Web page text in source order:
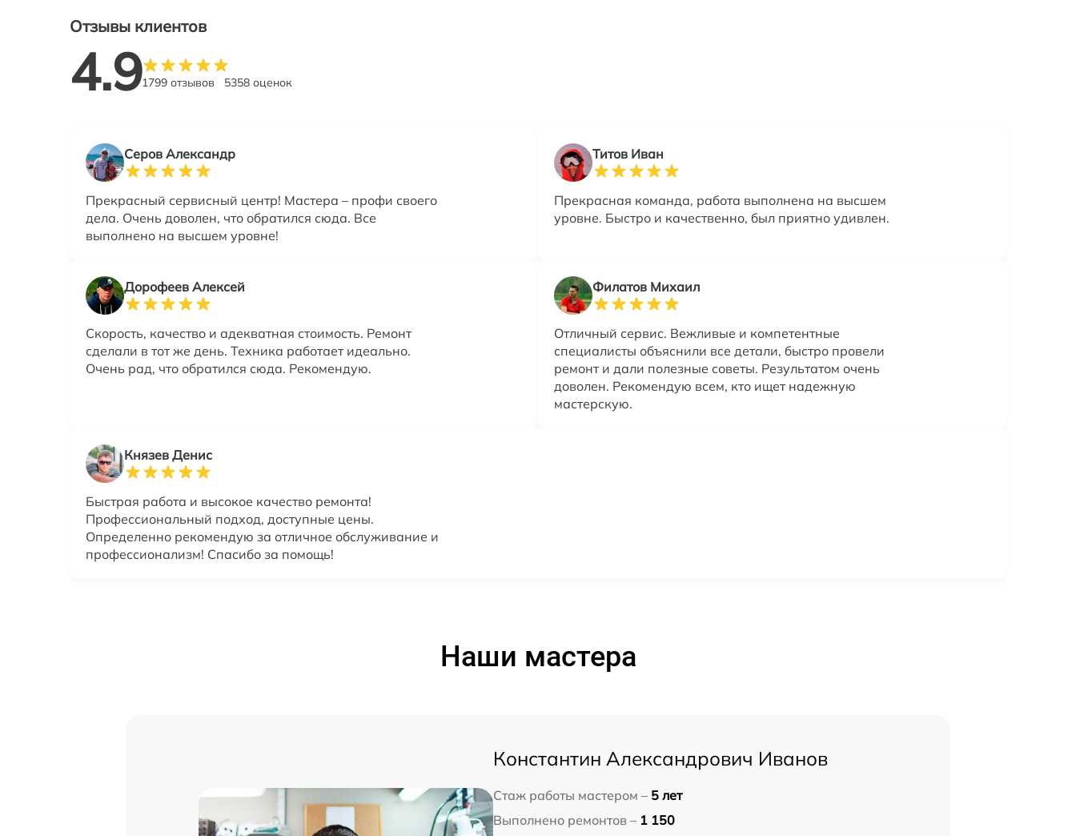
Отзывы клиентов
4.91799 отзывов 5358 оценок
Серов Александр
Прекрасный сервисный центр! Мастера – профи своего
дела. Очень доволен, что обратился сюда. Все
выполнено на высшем уровне!
Титов Иван
Прекрасная команда, работа выполнена на высшем
уровне. Быстро и качественно, был приятно удивлен.
Дорофеев Алексей
Скорость, качество и адекватная стоимость. Ремонт
сделали в тот же день. Техника работает идеально.
Очень рад, что обратился сюда. Рекомендую.
Филатов Михаил
Отличный сервис. Вежливые и компетентные
специалисты объяснили все детали, быстро провели
ремонт и дали полезные советы. Результатом очень
доволен. Рекомендую всем, кто ищет надежную
мастерскую.
Князев Денис
Быстрая работа и высокое качество ремонта!
Профессиональный подход, доступные цены.
Определенно рекомендую за отличное обслуживание и
профессионализм! Спасибо за помощь!
Наши мастера
Константин Александрович Иванов
Стаж работы мастером – 5 лет
Выполнено ремонтов – 1 150